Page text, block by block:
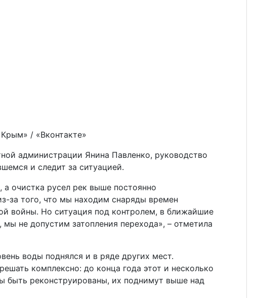
/ «Вконтакте»
администрации Янина Павленко, руководство
и следит за ситуацией.
очистка русел рек выше постоянно
за того, что мы находим снаряды времен
войны. Но ситуация под контролем, в ближайшие
не допустим затопления перехода», – отметила
воды поднялся и в ряде других мест.
комплексно: до конца года этот и несколько
быть реконструированы, их поднимут выше над